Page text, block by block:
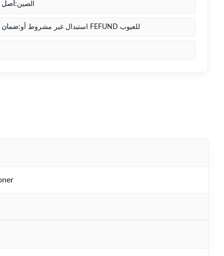
أصل:الصين
ضمان: استبدال غير مشروط أو FEFUND للعيوب